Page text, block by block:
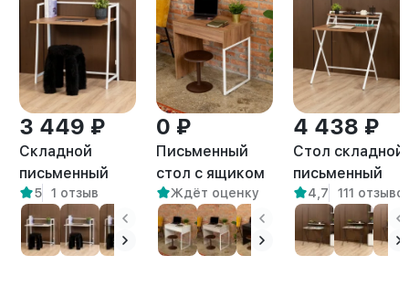
3 449 ₽
Складной
письменный
стол Кова
белый/
амаретто
5 1 отзыв
0 ₽
Письменный
стол с ящиком
Адэр белый/
амаретто
Ждёт оценку
4 438 ₽
Стол складной
письменный
Симетo белый/
амаретто
4,7 111